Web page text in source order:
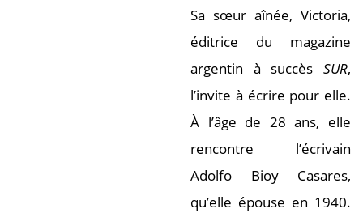
Sa sœur aînée, Victoria,
éditrice du magazine
argentin à succès SUR,
l’invite à écrire pour elle.
À l’âge de 28 ans, elle
rencontre l’écrivain
Adolfo Bioy Casares,
qu’elle épouse en 1940.